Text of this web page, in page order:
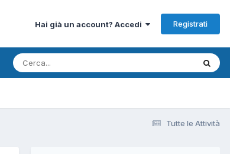
Hai già un account? Accedi Registrati
Tutte le Attività